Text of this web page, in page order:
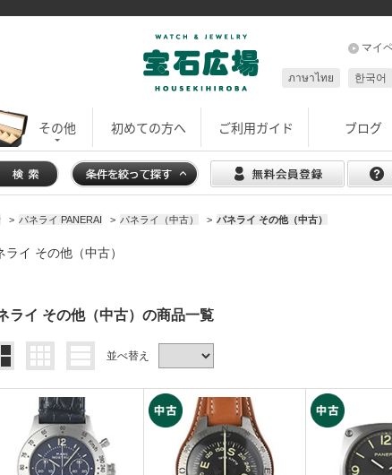
マイ
한국어
ภาษาไทย
その他 初めての方へ ご利用ガイド ブログ
> パネライ PANERAI > パネライ（中古） > パネライ その他（中古）
ライ その他（中古）
ライ その他（中古）の商品一覧
並べ替え